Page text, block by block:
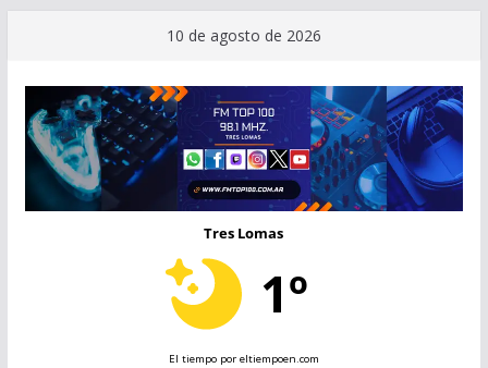
contenido
10 de agosto de 2026
Tres Lomas
1º
El tiempopor eltiempoen.com